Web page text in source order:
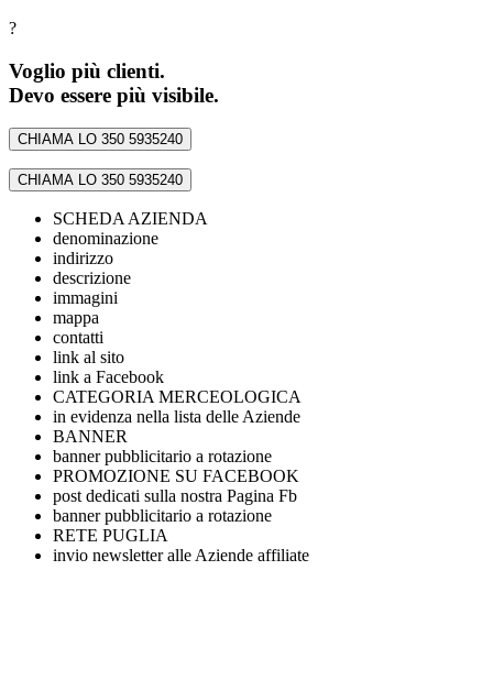
?
Voglio più clienti.
Devo essere più visibile.
CHIAMA LO 350 5935240
CHIAMA LO 350 5935240
SCHEDA AZIENDA
denominazione
indirizzo
descrizione
immagini
mappa
contatti
link al sito
link a Facebook
CATEGORIA MERCEOLOGICA
in evidenza nella lista delle Aziende
BANNER
banner pubblicitario a rotazione
PROMOZIONE SU FACEBOOK
post dedicati sulla nostra Pagina Fb
banner pubblicitario a rotazione
RETE PUGLIA
invio newsletter alle Aziende affiliate